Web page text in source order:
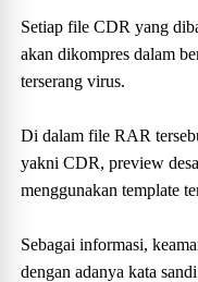
Setiap file CDR yang
akan dikompres dalam
terserang virus.
Di dalam file RAR
yakni CDR, preview
menggunakan template
Sebagai informasi,
dengan adanya kata